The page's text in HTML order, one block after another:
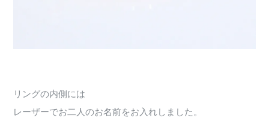
リングの内側には
レーザーでお二人のお名前をお入れしました。